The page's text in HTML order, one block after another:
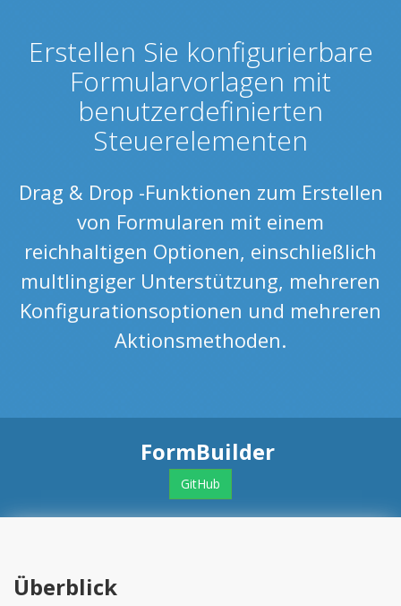
Erstellen Sie konfigurierbare
Formularvorlagen mit
benutzerdefinierten
Steuerelementen
Drag & Drop -Funktionen zum Erstellen
von Formularen mit einem
reichhaltigen Optionen, einschließlich
multlingiger Unterstützung, mehreren
Konfigurationsoptionen und mehreren
Aktionsmethoden.
FormBuilder
GitHub
Überblick